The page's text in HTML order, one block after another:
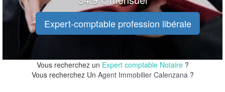
Expert-comptable profession libérale
Vous recherchez un Expert comptable Notaire?
Vous recherchez Un Agent Immobilier Calenzana ?